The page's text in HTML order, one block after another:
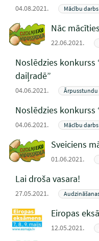
04.08.2021. Mācību darbs
Nāc
22.06.2021.
Noslēdzies konkurss
daiļradē”
04.06.2021. Ārpusstundu
Noslēdzies konkurss
04.06.2021. Mācību darbs
Sveiciens
01.06.2021.
Lai droša vasara!
27.05.2021.
Eiropas
12.05.2021.